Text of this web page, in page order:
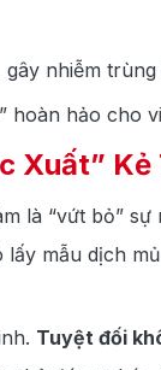
gây nhiễm
hoàn hảo cho
Xuất” Kẻ
là “vứt bỏ”
mẫu dịch
Tuyệt đối